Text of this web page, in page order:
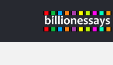
Billion
Essays